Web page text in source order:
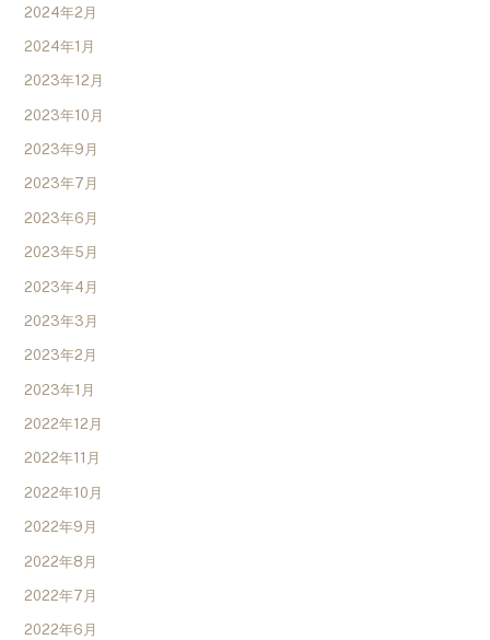
2024年2月
2024年1月
2023年12月
2023年10月
2023年9月
2023年7月
2023年6月
2023年5月
2023年4月
2023年3月
2023年2月
2023年1月
2022年12月
2022年11月
2022年10月
2022年9月
2022年8月
2022年7月
2022年6月